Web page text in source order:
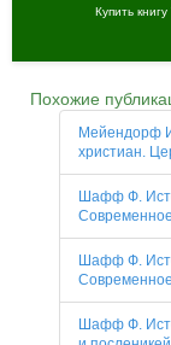
Купить книгу
Похожие
Мейендорф
христиан.
Шафф Ф.
Шафф Ф.
Шафф Ф.